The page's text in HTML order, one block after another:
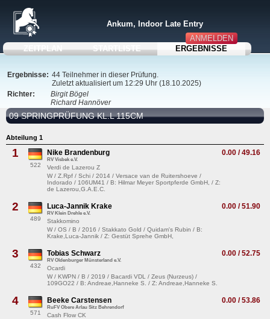
ANMELDEN
Ankum, Indoor Late Entry
ZEITPLAN STARTLISTE ERGEBNISSE
Ergebnisse: 44 Teilnehmer in dieser Prüfung.
Zuletzt aktualisiert um 12:29 Uhr (18.10.2025)
Richter:
Birgit Bögel
Richard Hannöver
09 SPRINGPRÜFUNG KL.L 115CM
Abteilung 1
1
522
0.00 / 49.16
Nike Brandenburg
RV Visbek e.V.
Verdi de Lazerou Z
W / Z.Rpf / Schi / 2014 / Versace van de Ruitershoeve /
Indorado / 106UM41 / B: Hilmar Meyer Sportpferde GmbH, / Z:
de Lazerou,G.A.E.C.
2
489
0.00 / 51.90
Luca-Jannik Krake
RV Klein Drehle e.V.
Stakkomino
W / OS / B / 2016 / Stakkato Gold / Quidam's Rubin / B:
Krake,Luca-Jannik / Z: Gestüt Sprehe GmbH,
3
432
0.00 / 52.75
Tobias Schwarz
RV Oldenburger Münsterland e.V.
Ocardi
W / KWPN / B / 2019 / Bacardi VDL / Zeus (Nurzeus) /
109GO22 / B: Andreae,Hanneke S. / Z: Andreae,Hanneke S.
4
571
0.00 / 53.86
Beeke Carstensen
RuFV Obere Arlau Sitz Behrendorf
Cash Flow CK